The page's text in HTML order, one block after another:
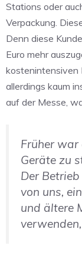
Stations oder
Verpackung.
Denn diese
Euro mehr
kostenintensiven
allerdings kaum
auf der Messe,
Früher
Geräte zu
Der
von uns,
und ältere